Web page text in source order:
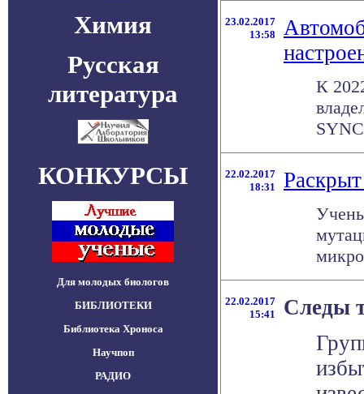
Химия
Русская
литература
КОНКУРСЫ
Для молодых биологов
БИБЛИОТЕКИ
Библиотека Хроноса
Научпоп
РАДИО
23.02.2017
13:58
К
22.02.2017
18:31
22.02.2017
15:41
Следы